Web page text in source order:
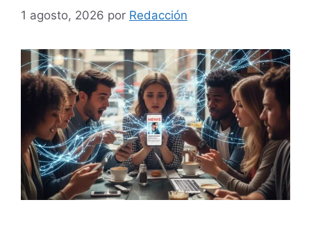
1 agosto, 2026 por Redacción